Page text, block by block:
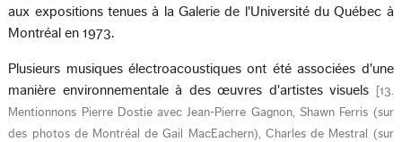
aux expositions tenues à la Galerie de l'Université du Québec à
Montréal en 1973.
Plusieurs musiques électroacoustiques ont été associées d'une
manière environnementale à des œuvres d'artistes visuels
13.
Mentionnons Pierre Dostie avec Jean-Pierre Gagnon, Shawn Ferris (sur
des photos de Montréal de Gail MacEachern), Charles de Mestral (sur